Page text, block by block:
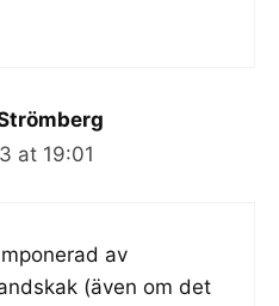
at 19:01
av
(även om det